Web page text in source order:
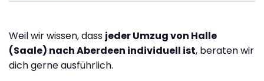
Weil wir wissen, dass jeder Umzug von Halle
(Saale) nach Aberdeen individuell ist, beraten wir
dich gerne ausführlich.